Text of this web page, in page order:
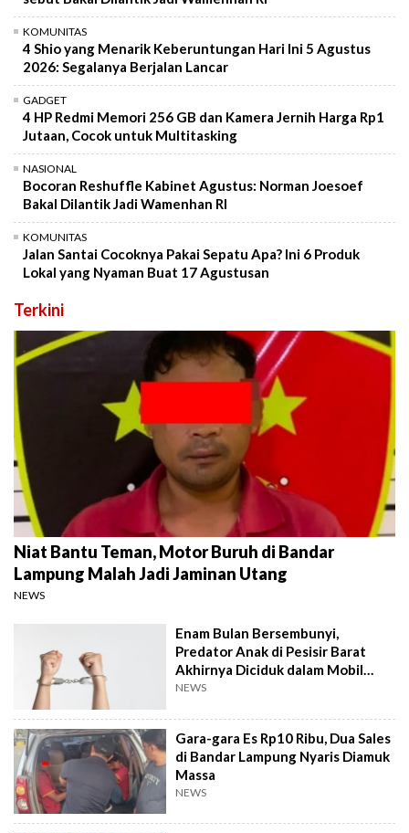
KOMUNITAS
4 Shio yang Menarik Keberuntungan Hari Ini 5 Agustus
2026: Segalanya Berjalan Lancar
GADGET
4 HP Redmi Memori 256 GB dan Kamera Jernih Harga Rp1
Jutaan, Cocok untuk Multitasking
NASIONAL
Bocoran Reshuffle Kabinet Agustus: Norman Joesoef
Bakal Dilantik Jadi Wamenhan RI
KOMUNITAS
Jalan Santai Cocoknya Pakai Sepatu Apa? Ini 6 Produk
Lokal yang Nyaman Buat 17 Agustusan
Terkini
Niat Bantu Teman, Motor Buruh di Bandar
Lampung Malah Jadi Jaminan Utang
NEWS
Enam Bulan Bersembunyi,
Predator Anak di Pesisir Barat
Akhirnya Diciduk dalam Mobil
Travel
NEWS
Gara-gara Es Rp10 Ribu, Dua Sales
di Bandar Lampung Nyaris Diamuk
Massa
NEWS